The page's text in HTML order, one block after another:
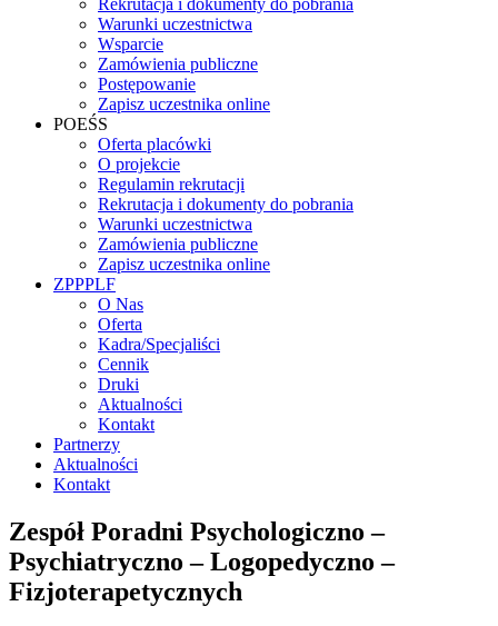
Warunki uczestnictwa
Wsparcie
Zamówienia publiczne
Postępowanie
Zapisz uczestnika online
POEŚS
Oferta placówki
O projekcie
Regulamin rekrutacji
Rekrutacja i dokumenty do pobrania
Warunki uczestnictwa
Zamówienia publiczne
Zapisz uczestnika online
ZPPPLF
O Nas
Oferta
Kadra/Specjaliści
Cennik
Druki
Aktualności
Kontakt
Partnerzy
Aktualności
Kontakt
Zespół Poradni Psychologiczno –
Psychiatryczno – Logopedyczno –
Fizjoterapetycznych